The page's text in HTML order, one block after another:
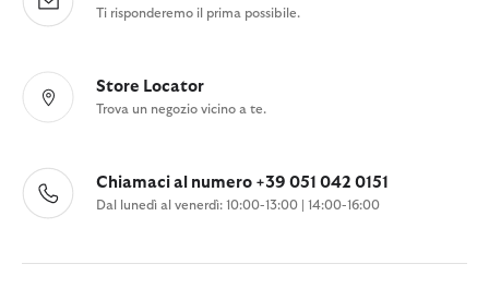
Ti risponderemo il prima possibile.
Store Locator
Trova un negozio vicino a te.
Chiamaci al numero +39 051 042 0151
Dal lunedì al venerdì: 10:00-13:00 | 14:00-16:00